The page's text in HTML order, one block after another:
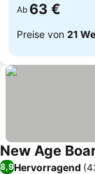
Ab 63 €
Preise von 21
New Age
8,9Hervorragend